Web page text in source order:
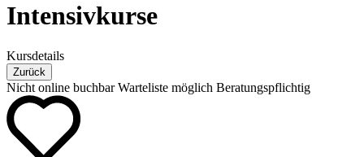
Intensivkurse
Kursdetails
Zurück
Nicht online buchbar Warteliste möglich Beratungspflichtig